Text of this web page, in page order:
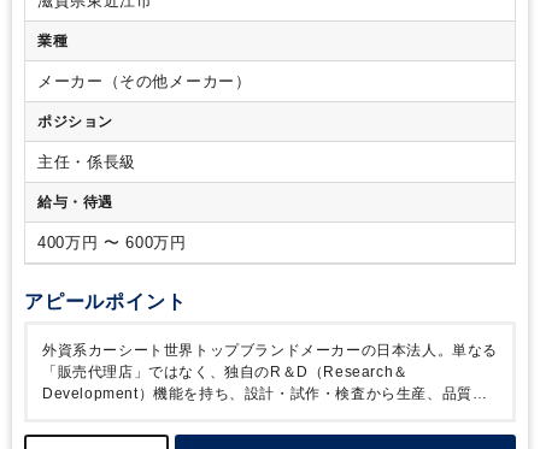
する基礎知識
業種
メーカー（その他メーカー）
ポジション
主任・係長級
給与・待遇
400万円 〜 600万円
アピールポイント
外資系カーシート世界トップブランドメーカーの日本法人。単なる
「販売代理店」ではなく、独自のR＆D（Research＆
Development）機能を持ち、設計・試作・検査から生産、品質管
グループの中でも世界に三つしかないR＆D拠点であり、グループ